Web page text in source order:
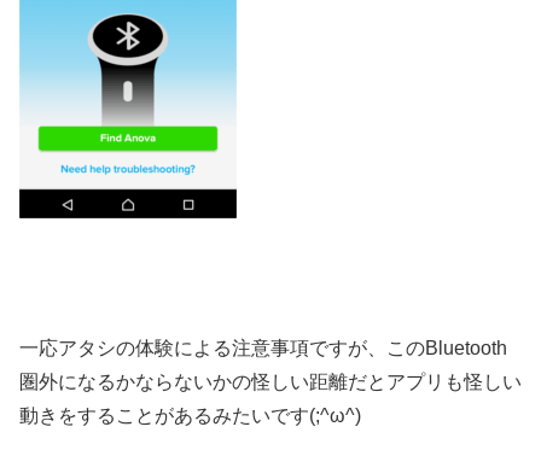
一応アタシの体験による注意事項ですが、このBluetooth
圏外になるかならないかの怪しい距離だとアプリも怪しい
動きをすることがあるみたいです(;^ω^)